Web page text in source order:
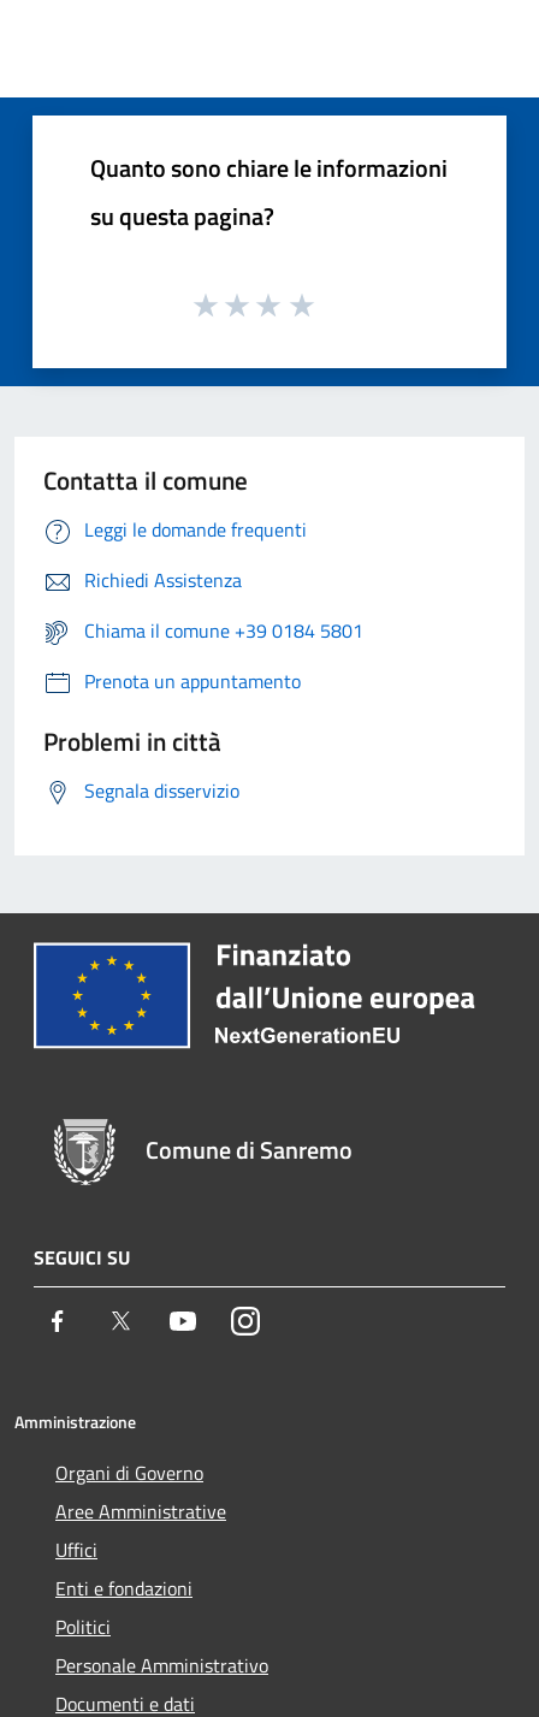
Quanto sono chiare le informazioni
su questa pagina?
Contatta il comune
Leggi le domande frequenti
Richiedi Assistenza
Chiama il comune +39 0184 5801
Prenota un appuntamento
Problemi in città
Segnala disservizio
Comune di Sanremo
SEGUICI SU
Facebook Twitter YoutubeInstagram
Amministrazione
Organi di Governo
Aree Amministrative
Uffici
Enti e fondazioni
Politici
Personale Amministrativo
Documenti e dati